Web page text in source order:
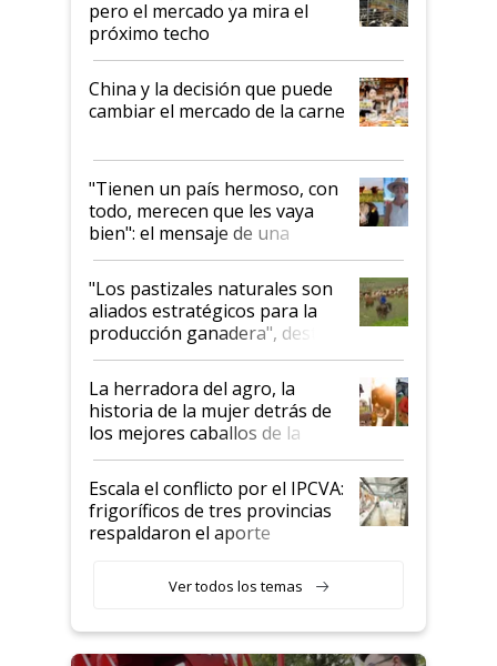
pero el mercado ya mira el
próximo techo
China y la decisión que puede
cambiar el mercado de la carne
"Tienen un país hermoso, con
todo, merecen que les vaya
bien": el mensaje de una
ganadera uruguaya sobre las
oportunidades que se abren
para el agro en Argentina, con
foco en la carne
"Los pastizales naturales son
aliados estratégicos para la
producción ganadera", destaca
la iniciativa que ya reúne a 46
establecimientos en Argentina
La herradora del agro, la
historia de la mujer detrás de
los mejores caballos de la
Argentina y los mitos que
todavía hacen sufrir a estos
animales: "Mientras me
descalificaban, yo seguí
haciendo currículum"
Escala el conflicto por el IPCVA:
frigoríficos de tres provincias
respaldaron el aporte
Ver todos los temas